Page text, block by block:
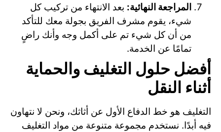
المراجعة النهائية: بعد الانتهاء من تركيب كل
شيء، يقوم مشرف الفريق بجولة معك للتأكد
من أن كل شيء تم على أكمل وجه وأنك راضٍ
تمامًا عن الخدمة.
أفضل حلول التغليف والحماية
أثناء النقل
التغليف هو خط الدفاع الأول عن أثاثك، ونحن لا نتهاون
فيه أبدًا. نستخدم مجموعة متنوعة من مواد التغليف